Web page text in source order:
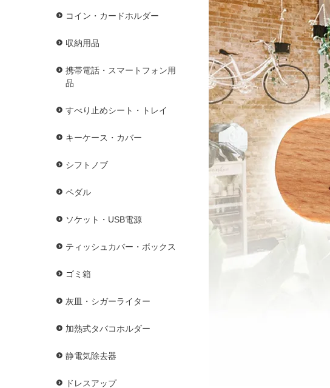
コイン・カードホルダー
収納用品
携帯電話・スマートフォン用
品
すべり止めシート・トレイ
キーケース・カバー
シフトノブ
ペダル
ソケット・USB電源
ティッシュカバー・ボックス
ゴミ箱
灰皿・シガーライター
加熱式タバコホルダー
静電気除去器
ドレスアップ